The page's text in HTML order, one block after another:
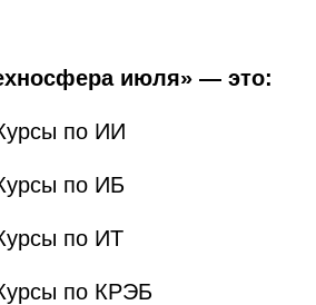
июля» — это:
по ИИ
по ИБ
по ИТ
по КРЭБ